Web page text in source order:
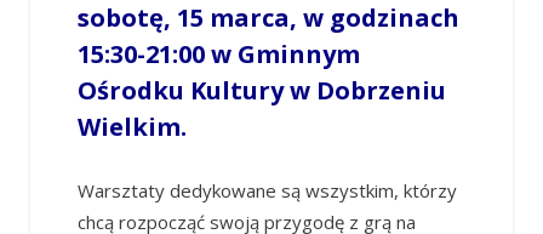
sobotę, 15 marca, w godzinach
15:30-21:00 w Gminnym
Ośrodku Kultury w Dobrzeniu
Wielkim.
Warsztaty dedykowane są wszystkim, którzy
chcą rozpocząć swoją przygodę z grą na